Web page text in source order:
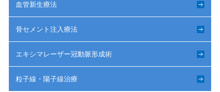
血管新生療法
骨セメント注入療法
エキシマレーザー冠動脈形成術
粒子線・陽子線治療